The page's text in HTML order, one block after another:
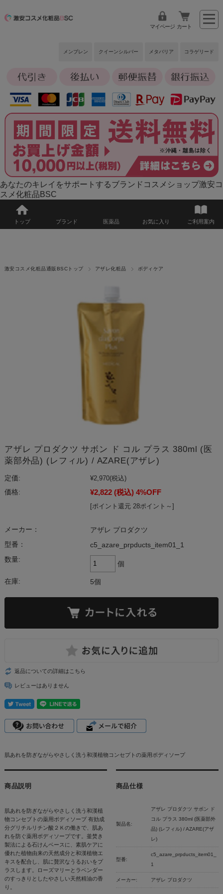
メンブレン クイーンシルバー メタバリア コラゲリード
マイページ カート
あなたのキレイをサポートするブランドコスメショップ激安コ
スメ化粧品BSC
トップ ブランド 医薬品 お気に入り ご利用案内
激安コスメ化粧品通販BSCトップ アザレ化粧品 ボディケア
アザレ プロダクツ サボン ド コル プラス 380ml (医
薬部外品) (レフィル) / AZARE(アザレ)
定価: ¥2,970(税込)
価格:
¥2,822 (税込) 4%OFF
[ポイント還元 28ポイント～]
メーカー：
アザレ プロダクツ
型番：
c5_azare_prpducts_item01_1
数量:
個
在庫: 5個
返品についての詳細はこちら
レビューはありません
肌あれを防ぎながらやさしく洗う和漢植物コンセプトの薬用ボディソープ
商品説明
肌あれを防ぎながらやさしく洗う和漢植
物コンセプトの薬用ボディソープ 有効成
分グリチルリチン酸２Ｋの働きで、肌あ
れを防ぐ薬用ボディソープです。釜焚き
製法による石けんベースに、素肌ケアに
優れた植物由来の天然成分と和漢植物エ
キスを配合し、肌に贅沢なうるおいをプ
ラスします。ローズマリーとラベンダー
のすっきりとしたやさしい天然精油の香
り。
商品仕様
製品名:
アザレ プロダクツ サボン ド
コル プラス 380ml (医薬部外
品) (レフィル) / AZARE(アザ
レ)
型番:
c5_azare_prpducts_item01_
1
メーカー: アザレ プロダクツ